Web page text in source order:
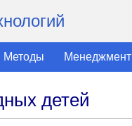
Методы Менеджмент
детей